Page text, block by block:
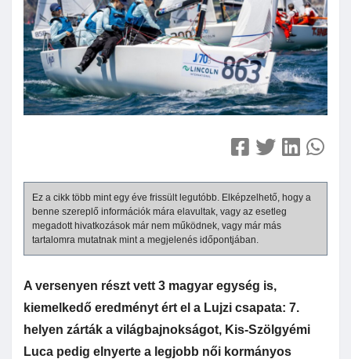
Ez a cikk több mint egy éve frissült legutóbb. Elképzelhető, hogy a
benne szereplő információk mára elavultak, vagy az esetleg
megadott hivatkozások már nem működnek, vagy már más
tartalomra mutatnak mint a megjelenés időpontjában.
A versenyen részt vett 3 magyar egység is,
kiemelkedő eredményt ért el a Lujzi csapata: 7.
helyen zárták a világbajnokságot, Kis-Szölgyémi
Luca pedig elnyerte a legjobb női kormányos